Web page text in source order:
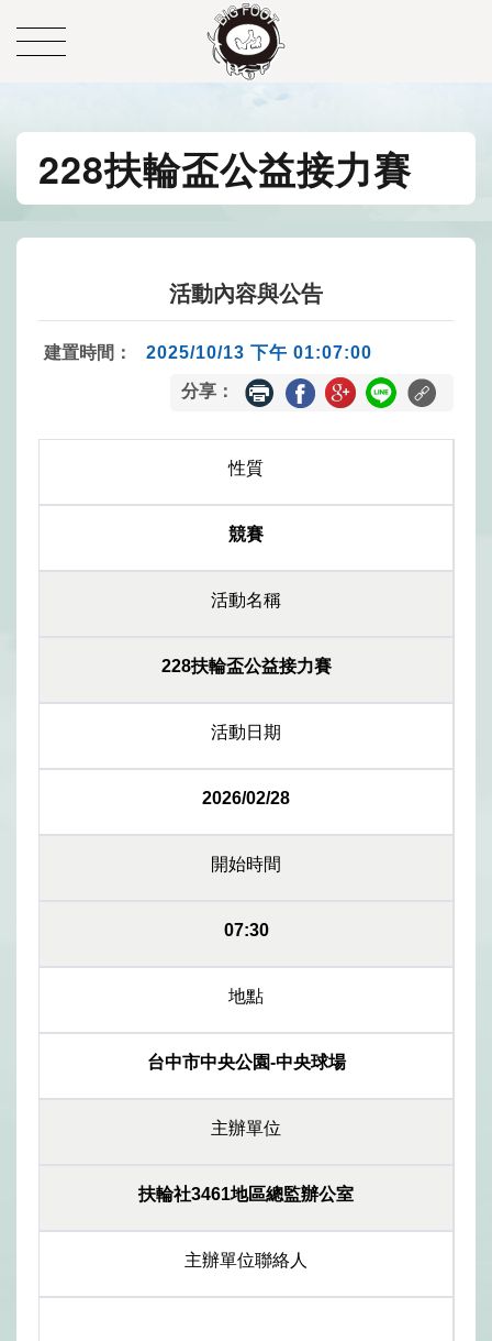
228扶輪盃公益接力賽
活動內容與公告
建置時間： 2025/10/13 下午 01:07:00
分享：
性質
競賽
活動名稱
228扶輪盃公益接力賽
活動日期
2026/02/28
開始時間
07:30
地點
台中市中央公園-中央球場
主辦單位
扶輪社3461地區總監辦公室
主辦單位聯絡人